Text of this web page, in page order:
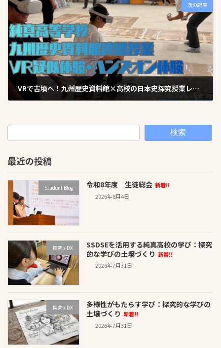
次の記事
VRで古墳へ！九州歴史資料館×高校の日本史探究授業レポート
検索
最近の投稿
Student Blog 令和8年度 生徒総会 新着!!
2026年8月4日
探究 x DX
SSDSEを活用する純真高校の学び：探究
的な学びの土壌づくり 新着!!
2026年7月31日
探究 x DX
多様性がもたらす学び：探究的な学びの
土壌づくり 新着!!
2026年7月31日